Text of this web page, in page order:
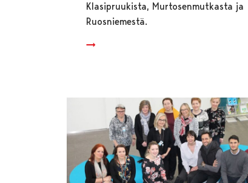
Klasipruukista, Murtosenmutkasta ja
Ruosniemestä.